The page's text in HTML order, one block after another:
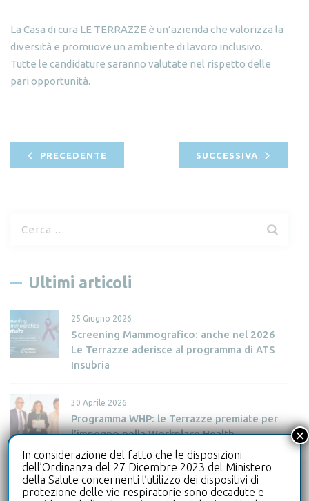
La Casa di cura LE TERRAZZE è un’azienda che valorizza la
diversità e promuove un ambiente di lavoro inclusivo.
Tutte le candidature saranno valutate nel rispetto delle
pari opportunità.
PRECEDENTE SUCCESSIVA
c
a
p
e
:
Ultimi articoli
25 Giugno 2026
Screening Mammografico: anche nel 2026
Le Terrazze aderisce al programma di ATS
Insubria
30 Aprile 2026
Programma WHP: le Terrazze premiate per
l’impegno nella Workplace Health
Promotion
28 Aprile 2026
In considerazione del fatto che le disposizioni
dell’Ordinanza del 27 Dicembre 2023 del Ministero
della Salute concernenti l’utilizzo dei dispositivi di
protezione delle vie respiratorie sono decadute e
×